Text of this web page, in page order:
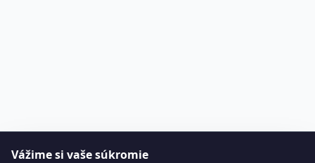
Vážime si vaše súkromie